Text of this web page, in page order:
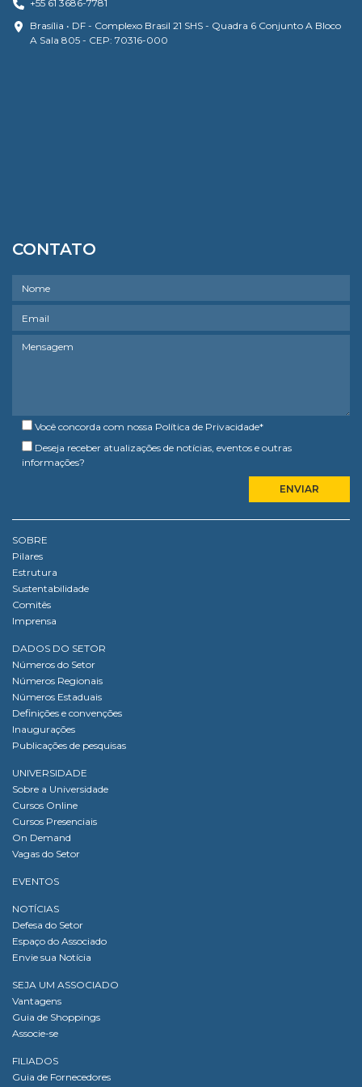
+55 61 3686-7781
Brasília • DF - Complexo Brasil 21 SHS - Quadra 6 Conjunto A Bloco
A Sala 805 - CEP: 70316-000
CONTATO
Você concorda com nossa Política de Privacidade*
Deseja receber atualizações de notícias, eventos e outras
informações?
SOBRE
Pilares
Estrutura
Sustentabilidade
Comitês
Imprensa
DADOS DO SETOR
Números do Setor
Números Regionais
Números Estaduais
Definições e convenções
Inaugurações
Publicações de pesquisas
UNIVERSIDADE
Sobre a Universidade
Cursos Online
Cursos Presenciais
On Demand
Vagas do Setor
EVENTOS
NOTÍCIAS
Defesa do Setor
Espaço do Associado
Envie sua Notícia
SEJA UM ASSOCIADO
Vantagens
Guia de Shoppings
Associe-se
FILIADOS
Guia de Fornecedores